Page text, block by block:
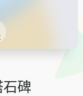
碑